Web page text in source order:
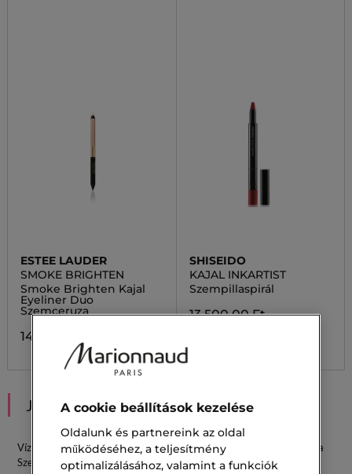
ESTEE LAUDER
SMOKE BRIGHTEN
Smoke Brighten Kajal
Eyeliner Duo
Szemceruza
14 900,00 Ft
SHISEIDO
KAJAL INKARTIST
Szempillaspirál
13 500,00 Ft
JAVASOLT NEKED
Vízálló
Szemceruza
Szemceruza
Ecset
Lancôme
Szemceruza
Szemceruza
Hegyező
A cookie beállítások kezelése
Oldalunk és partnereink az oldal
működéséhez, a teljesítmény
optimalizálásához, valamint a funkciók